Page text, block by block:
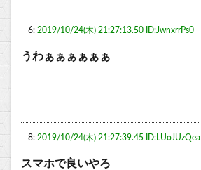
6: 2019/10/24(木) 21:27:13.50 ID:JwnxrrPs0
うわぁぁぁぁぁぁ
8: 2019/10/24(木) 21:27:39.45 ID:LUoJUzQea
スマホで良いやろ